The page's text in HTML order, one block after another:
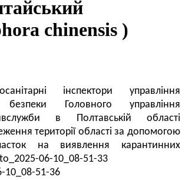
chinensis )
інспектори управління
безпеки Головного управління
в Полтавській області
території області за допомогою
на виявлення карантинних